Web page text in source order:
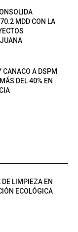
MDD CON LA
CANACO A DSPM
DEL 40% EN
LIMPIEZA EN
ECOLÓGICA